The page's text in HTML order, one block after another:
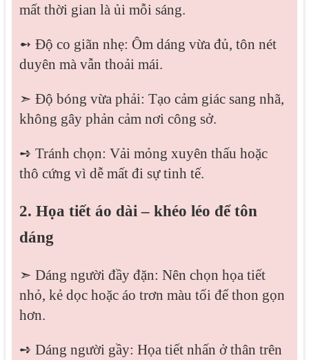
mất thời gian là ủi mỗi sáng.
➻ Độ co giãn nhẹ: Ôm dáng vừa đủ, tôn nét
duyên mà vẫn thoải mái.
➣ Độ bóng vừa phải: Tạo cảm giác sang nhã,
không gây phản cảm nơi công sở.
➺ Tránh chọn: Vải mỏng xuyên thấu hoặc
thô cứng vì dễ mất đi sự tinh tế.
2. Họa tiết áo dài – khéo léo để tôn
dáng
➣ Dáng người đầy đặn: Nên chọn họa tiết
nhỏ, kẻ dọc hoặc áo trơn màu tối để thon gọn
hơn.
➺ Dáng người gầy: Họa tiết nhấn ở thân trên